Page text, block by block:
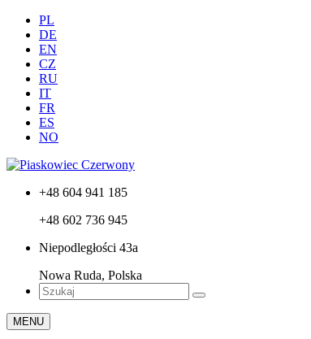
PL
DE
EN
CZ
RU
IT
FR
ES
NO
+48 604 941 185
+48 602 736 945
Niepodległości 43a
Nowa Ruda, Polska
MENU